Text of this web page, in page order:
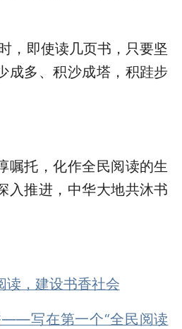
，即使读几页书，只要坚
成多、积沙成塔，积跬步
嘱托，化作全民阅读的生
入推进，中华大地共沐书
读，建设书香社会
写在第一个“全民阅读